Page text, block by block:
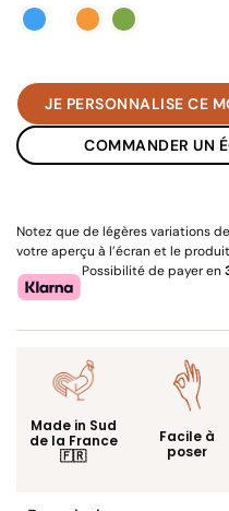
JE PERSONNALISE CE
COMMANDER UN
Notez que de légères variations
votre aperçu à l’écran et le
Possibilité de payer en
Made in Sud
de la France
🇫🇷
Facile à
poser